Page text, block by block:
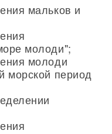
мальков и
молоди";
молоди
морской период